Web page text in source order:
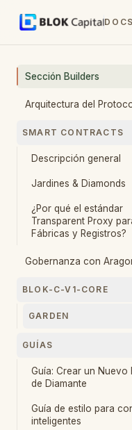
Saltar al contenido
DOCS
Sección Builders
Arquitectura del
SMART CONTRACTS
Descripción general
Jardines & Diamonds
¿Por qué el estándar
Transparent Proxy
Fábricas y Registros?
Gobernanza con
BLOK-C-V1-CORE
GARDEN
GUÍAS
Guía: Crear un Nuevo
de Diamante
Guía de estilo para
inteligentes